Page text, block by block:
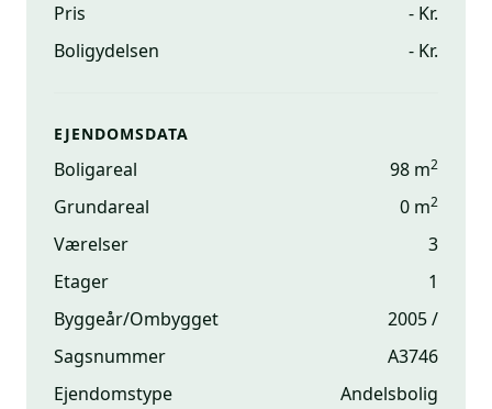
Pris
- Kr.
Boligydelsen
- Kr.
EJENDOMSDATA
Boligareal 98 m2
Grundareal 0 m2
Værelser
3
Etager
1
Byggeår/Ombygget
2005 /
Sagsnummer
A3746
Ejendomstype
Andelsbolig